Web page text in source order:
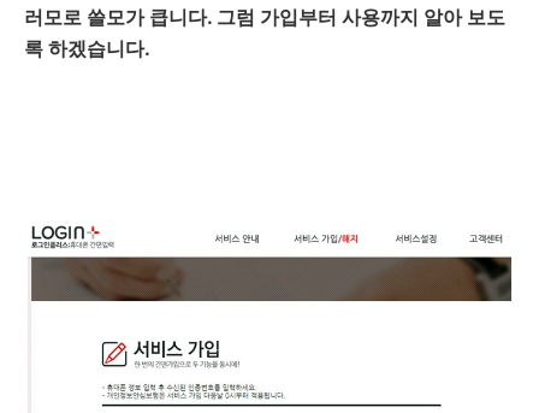
러모로 쓸모가 큽니다. 그럼 가입부터 사용까지 알아 보도
록 하겠습니다.